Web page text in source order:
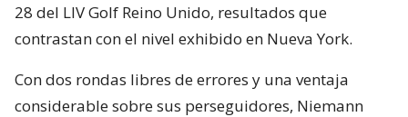
28 del LIV Golf Reino Unido, resultados que
contrastan con el nivel exhibido en Nueva York.
Con dos rondas libres de errores y una ventaja
considerable sobre sus perseguidores, Niemann